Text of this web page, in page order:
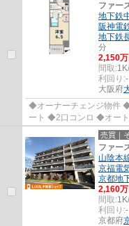
ファー
地下鉄
阪神電
地下鉄
分
2,150万
間取:
利回り:-
大阪府
◆オーナーチェンジ物件
ート ◆2口コンロ ◆オー
額：66,800円（共益費込
売買｜
ファー
山陰本
京福電
京都地
2,160万
間取:
利回り:-
京都府